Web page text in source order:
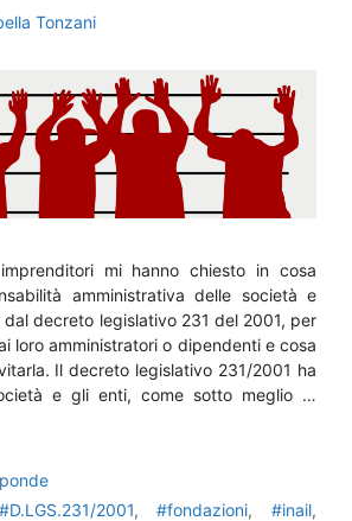
Tonzani
mi hanno chiesto in cosa
amministrativa delle società e
decreto legislativo 231 del 2001, per
loro amministratori o dipendenti e cosa
Il decreto legislativo 231/2001 ha
e gli enti, come sotto meglio …
#D.LGS.231/2001,#fondazioni,#inail,